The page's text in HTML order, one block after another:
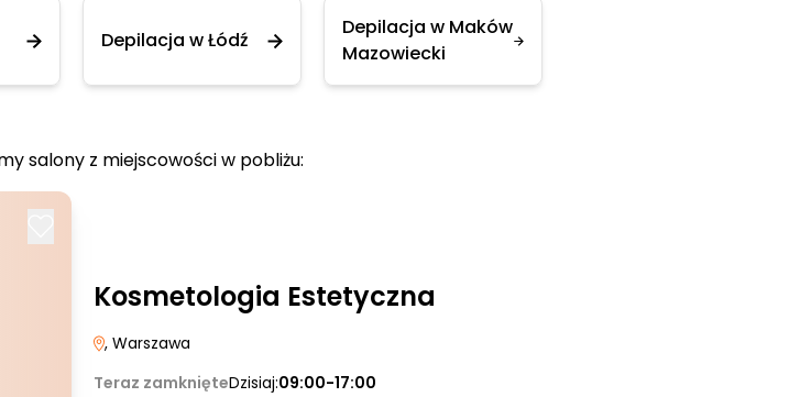
Depilacja w Łódź
Depilacja w Maków
Mazowiecki
salony z miejscowości w pobliżu:
Kosmetologia Estetyczna
, Warszawa
Teraz zamknięteDzisiaj:09:00-17:00